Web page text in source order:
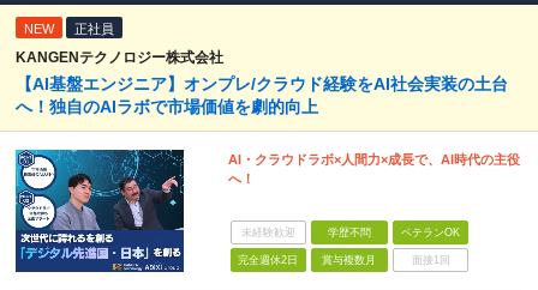
NEW 正社員
KANGENテクノロジー株式会社
【AI基盤エンジニア】オンプレ/クラウド経験をAI社会実装の土台
へ！独自のAIラボで市場価値を劇的向上
AI・クラウドラボ×人間力×成長で、AI時代の主役
へ！
未経験歓迎 学歴不問 ベテランOK
完全週休2日 賞与複数月 面接1回